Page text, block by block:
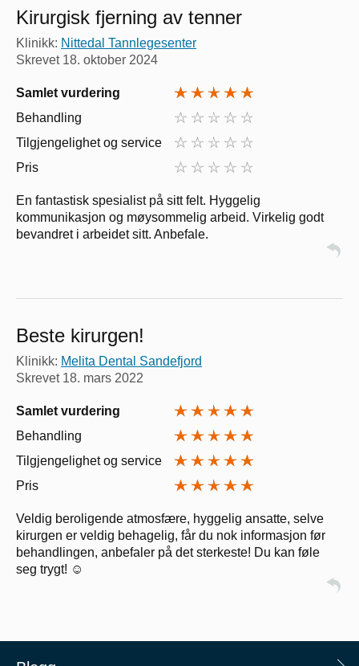
Kirurgisk fjerning av tenner
Klinikk: Nittedal Tannlegesenter
Skrevet 18. oktober 2024
Samlet vurdering
Behandling
Tilgjengelighet og service
Pris
En fantastisk spesialist på sitt felt. Hyggelig
kommunikasjon og møysommelig arbeid. Virkelig godt
bevandret i arbeidet sitt. Anbefale.
Beste kirurgen!
Klinikk: Melita Dental Sandefjord
Skrevet 18. mars 2022
Samlet vurdering
Behandling
Tilgjengelighet og service
Pris
Veldig beroligende atmosfære, hyggelig ansatte, selve
kirurgen er veldig behagelig, får du nok informasjon før
behandlingen, anbefaler på det sterkeste! Du kan føle
seg trygt! ☺️